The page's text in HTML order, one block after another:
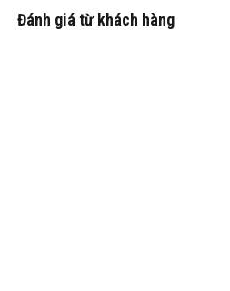
Đánh giá từ khách hàng